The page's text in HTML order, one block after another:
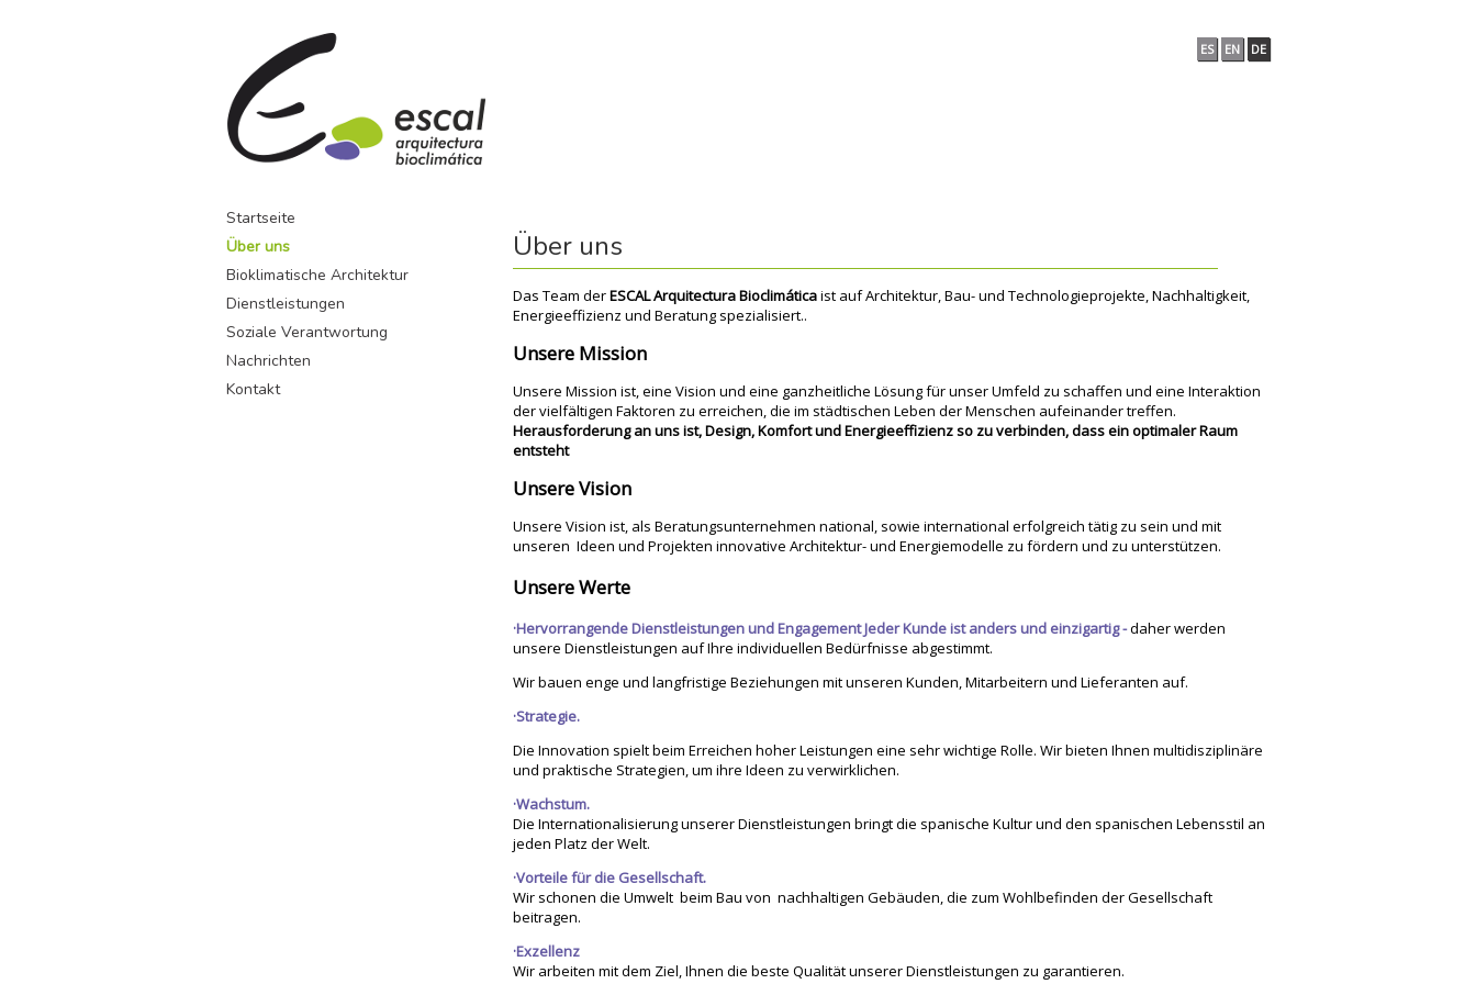
ES EN DE
Startseite
Über uns
Bioklimatische Architektur
Dienstleistungen
Soziale Verantwortung
Nachrichten
Kontakt
Über uns
Das Team derESCAL Arquitectura Bioclimáticaist auf Architektur, Bau- und Technologieprojekte, Nachhaltigkeit,
Energieeffizienz und Beratung spezialisiert..
Unsere Mission
Unsere Mission ist, eine Vision und eine ganzheitliche Lösung für unser Umfeld zu schaffen und eine Interaktion
der vielfältigen Faktoren zu erreichen, die im städtischen Leben der Menschen aufeinander treffen.
Herausforderung an uns ist, Design, Komfort und Energieeffizienz so zu verbinden, dass ein optimaler Raum
entsteht
Unsere Vision
Unsere Vision ist, als Beratungsunternehmen national, sowie international erfolgreich tätig zu sein und mit
unseren Ideen und Projekten innovative Architektur- und Energiemodelle zu fördern und zu unterstützen.
Unsere Werte
·Hervorrangende Dienstleistungen und Engagement Jeder Kunde ist anders und einzigartig -daher werden
unsere Dienstleistungen auf Ihre individuellen Bedürfnisse abgestimmt.
Wir bauen enge und langfristige Beziehungen mit unseren Kunden, Mitarbeitern und Lieferanten auf.
·Strategie.
Die Innovation spielt beim Erreichen hoher Leistungen eine sehr wichtige Rolle. Wir bieten Ihnen multidisziplinäre
und praktische Strategien, um ihre Ideen zu verwirklichen.
·Wachstum.
Die Internationalisierung unserer Dienstleistungen bringt die spanische Kultur und den spanischen Lebensstil an
jeden Platz der Welt.
·Vorteile für die Gesellschaft.
Wir schonen die Umwelt beim Bau von nachhaltigen Gebäuden, die zum Wohlbefinden der Gesellschaft
beitragen.
·Exzellenz
Wir arbeiten mit dem Ziel, Ihnen die beste Qualität unserer Dienstleistungen zu garantieren.